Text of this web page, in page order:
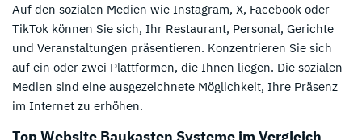
Auf den sozialen Medien wie Instagram, X, Facebook oder
TikTok können Sie sich, Ihr Restaurant, Personal, Gerichte
und Veranstaltungen präsentieren. Konzentrieren Sie sich
auf ein oder zwei Plattformen, die Ihnen liegen. Die sozialen
Medien sind eine ausgezeichnete Möglichkeit, Ihre Präsenz
im Internet zu erhöhen.
Top Website Baukasten Systeme im Vergleich